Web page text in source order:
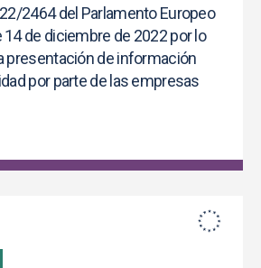
2464 del Parlamento Europeo
de diciembre de 2022 por lo
presentación de información
por parte de las empresas